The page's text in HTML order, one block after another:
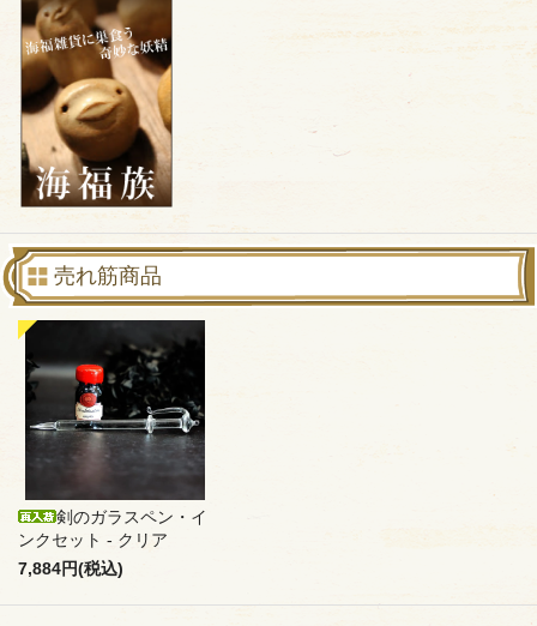
売れ筋商品
剣のガラスペン・イ
ンクセット - クリア
7,884円(税込)